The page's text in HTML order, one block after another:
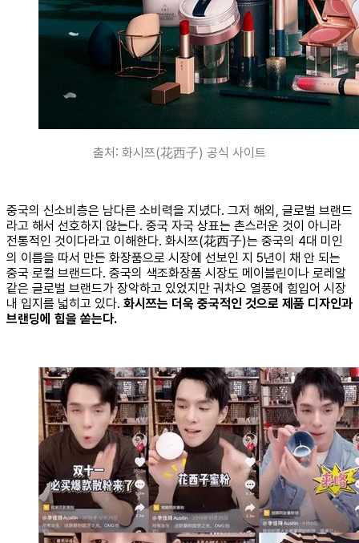
출처: 화시쯔(花西子) 공식 사이트
중국의 신소비층은 남다른 소비력을 지녔다. 그저 해외, 글로벌 브랜드
라고 해서 선호하지 않는다. 중국 자국 상표는 촌스러운 것이 아니라
전통적인 것이다라고 이해한다. 화시쯔(花西子)는 중국의 4대 미인
의 이름을 따서 만든 화장품으로 시장에 선보인 지 5년이 채 안 되는
중국 로컬 브랜드다. 중국의 색조화장품 시장도 메이블린이나 로레알
같은 글로벌 브랜드가 장악하고 있었지만 궈차오 열풍에 힘입어 시장
내 입지를 넓히고 있다. 화시쯔는 더욱 중국적인 것으로 제품 디자인과
브랜딩에 힘을 쏟는다.